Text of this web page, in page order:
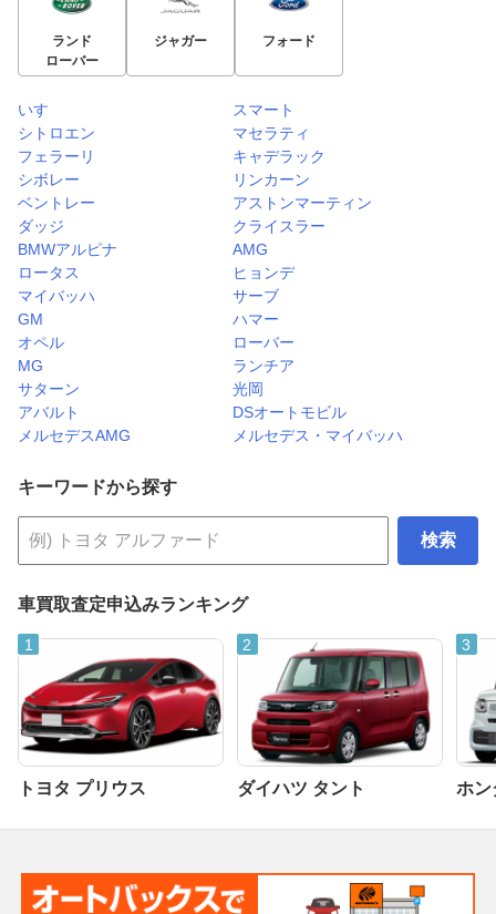
ランド
ローバー
ジャガー フォード
いすゞ
スマート
シトロエン
マセラティ
フェラーリ
キャデラック
シボレー
リンカーン
ベントレー
アストンマーティン
ダッジ
クライスラー
BMWアルピナ
AMG
ロータス
ヒョンデ
マイバッハ
サーブ
GM
ハマー
オペル
ローバー
MG
ランチア
サターン
光岡
アバルト
DSオートモビル
メルセデスAMG
メルセデス・マイバッハ
キーワードから探す
検索
車買取査定申込みランキング
トヨタ プリウス ダイハツ タント ホン